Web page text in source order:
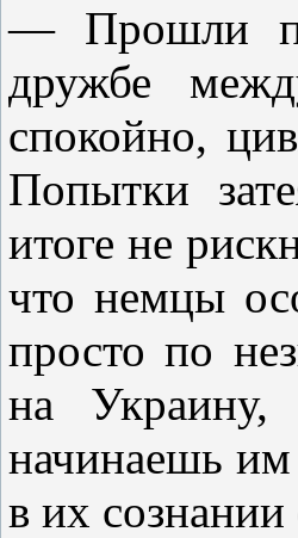
— Прошли
дружбе
спокойно,
Попытки
итоге не
что немцы
просто по
на
начинаешь им
в их сознании